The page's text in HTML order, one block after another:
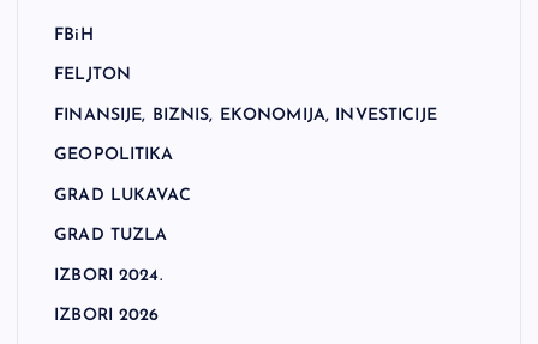
FBiH
FELJTON
FINANSIJE, BIZNIS, EKONOMIJA, INVESTICIJE
GEOPOLITIKA
GRAD LUKAVAC
GRAD TUZLA
IZBORI 2024.
IZBORI 2026